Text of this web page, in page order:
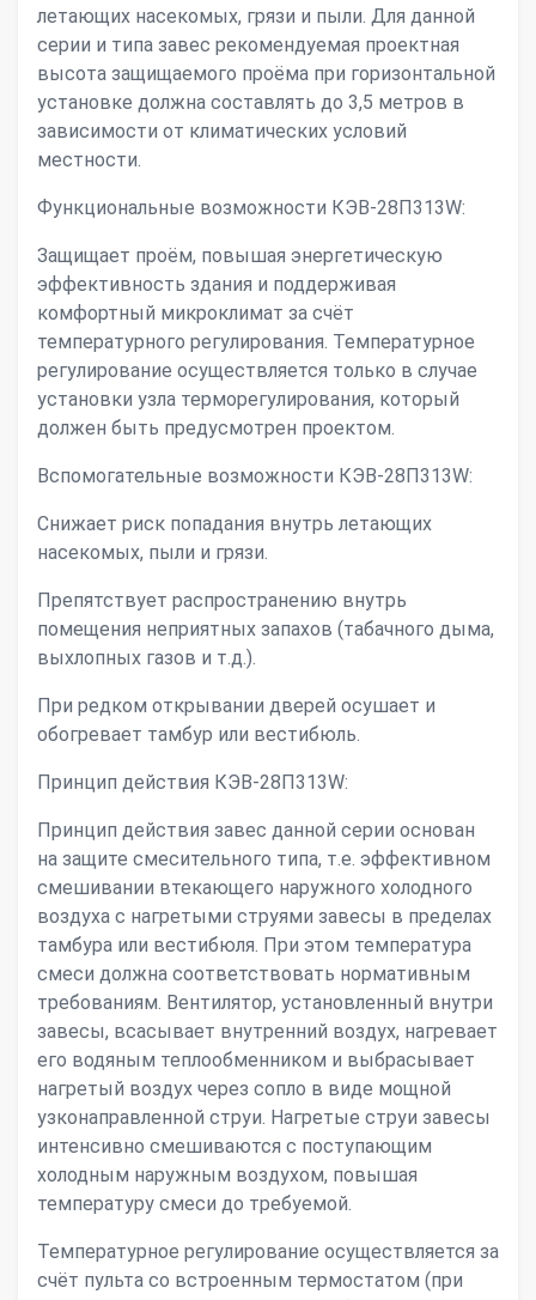
летающих насекомых, грязи и пыли. Для данной
серии и типа завес рекомендуемая проектная
высота защищаемого проёма при горизонтальной
установке должна составлять до 3,5 метров в
зависимости от климатических условий
местности.
Функциональные возможности КЭВ-28П313W:
Защищает проём, повышая энергетическую
эффективность здания и поддерживая
комфортный микроклимат за счёт
температурного регулирования. Температурное
регулирование осуществляется только в случае
установки узла терморегулирования, который
должен быть предусмотрен проектом.
Вспомогательные возможности КЭВ-28П313W:
Снижает риск попадания внутрь летающих
насекомых, пыли и грязи.
Препятствует распространению внутрь
помещения неприятных запахов (табачного дыма,
выхлопных газов и т.д.).
При редком открывании дверей осушает и
обогревает тамбур или вестибюль.
Принцип действия КЭВ-28П313W:
Принцип действия завес данной серии основан
на защите смесительного типа, т.е. эффективном
смешивании втекающего наружного холодного
воздуха с нагретыми струями завесы в пределах
тамбура или вестибюля. При этом температура
смеси должна соответствовать нормативным
требованиям. Вентилятор, установленный внутри
завесы, всасывает внутренний воздух, нагревает
его водяным теплообменником и выбрасывает
нагретый воздух через сопло в виде мощной
узконаправленной струи. Нагретые струи завесы
интенсивно смешиваются с поступающим
холодным наружным воздухом, повышая
температуру смеси до требуемой.
Температурное регулирование осуществляется за
счёт пульта со встроенным термостатом (при